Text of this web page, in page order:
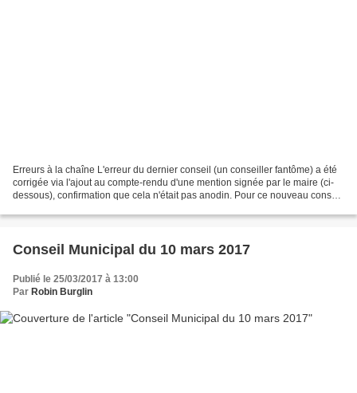
Erreurs à la chaîne L'erreur du dernier conseil (un conseiller fantôme) a été
corrigée via l'ajout au compte-rendu d'une mention signée par le maire (ci-
dessous), confirmation que cela n'était pas anodin. Pour ce nouveau conseil
Conseil Municipal du 10 mars 2017
Publié le 25/03/2017 à 13:00
Par Robin Burglin